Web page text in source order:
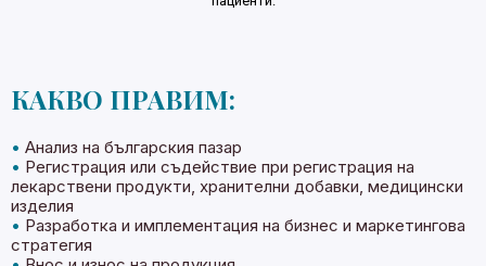
КАКВО ПРАВИМ:
•‎ Анализ на българския пазар
•‎ Регистрация или съдействие при регистрация на
лекарствени продукти, хранителни добавки, медицински
изделия
•‎ Разработка и имплементация на бизнес и маркетингова
стратегия